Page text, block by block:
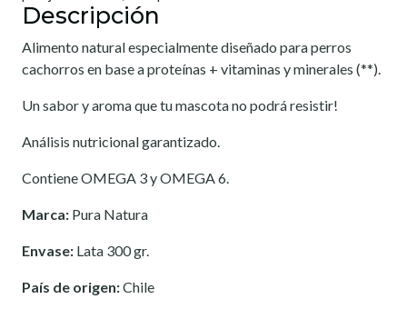
Descripción
Alimento natural especialmente diseñado para perros
cachorros en base a proteínas + vitaminas y minerales (**).
Un sabor y aroma que tu mascota no podrá resistir!
Análisis nutricional garantizado.
Contiene OMEGA 3 y OMEGA 6.
Marca: Pura Natura
Envase: Lata 300 gr.
País de origen:Chile